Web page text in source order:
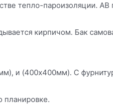
тепло-пароизоляции. АВ
кирпичом. Бак
и (400х400мм). С
планировке.